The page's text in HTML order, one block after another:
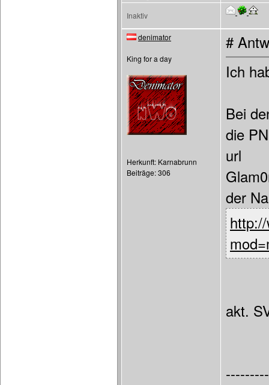
Inaktiv
denimator
King for a day
Herkunft: Karnabrunn
Beiträge: 306
#
Ich
Bei
die
url
der
akt.